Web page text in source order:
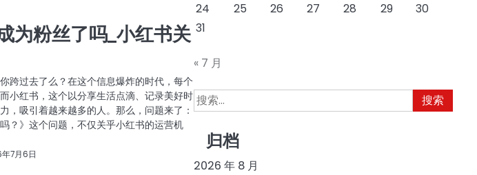
为粉丝了吗_小红书关
跨过去了么？在这个信息爆炸的时代，每个
小红书，这个以分享生活点滴、记录美好时
，吸引着越来越多的人。那么，问题来了：
？》这个问题，不仅关乎小红书的运营机
7月6日
24
25 26 27 28 29
30
31
« 7 月
搜
索：
归档
2026 年 8 月